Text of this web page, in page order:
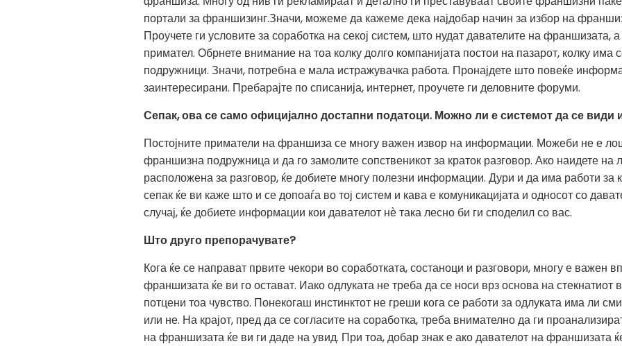
портали за франшизинг.Значи, можеме да кажеме дека најдобар начин за избор на
Проучете ги условите за соработка на секој систем, што нудат давателите на франшизата,
примател. Обрнете внимание на тоа колку долго компанијата постои на пазарот, колку има
подружници. Значи, потребна е мала истражувачка работа. Пронајдете што повеќе
заинтересирани. Пребарајте по списанија, интернет, проучете ги деловните форуми.
Сепак, ова се само официјално достапни податоци. Можно ли е системот да се види
Постојните приматели на франшиза се многу важен извор на информации. Можеби не е
франшизна подружница и да го замолите сопственикот за краток разговор. Ако наидете на
расположена за разговор, ќе добиете многу полезни информации. Дури и да има работи за
сепак ќе ви каже што и се допоаѓа во тој систем и кава е комуникацијата и односот со
случај, ќе добиете информации кои давателот нѐтака лесно би ги споделил со вас.
Што друго препорачувате?
Кога ќе се направат првите чекори во соработката, состаноци и разговори, многу е важен
франшизата ќе ви го остават. Иако одлуката не треба да се носи врз основа на стекнатиот
потцени тоа чувство. Понекогаш инстинктот не греши кога се работи за одлуката има ли
или не. На крајот, пред да се согласите на соработка, треба внимателно да ги
на франшизата ќе ви ги даде на увид. При тоа, добар знак е ако давателот на франшизата